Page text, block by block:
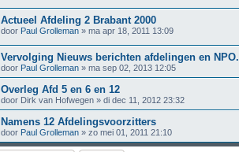
Actueel Afdeling 2 Brabant 2000
door Paul Grolleman » ma apr 18, 2011 13:09
Vervolging Nieuws berichten afdelingen en NPO.
door Paul Grolleman » ma sep 02, 2013 12:05
Overleg Afd 5 en 6 en 12
door Dirk van Hofwegen » di dec 11, 2012 23:32
Namens 12 Afdelingsvoorzitters
door Paul Grolleman » zo mei 01, 2011 21:10